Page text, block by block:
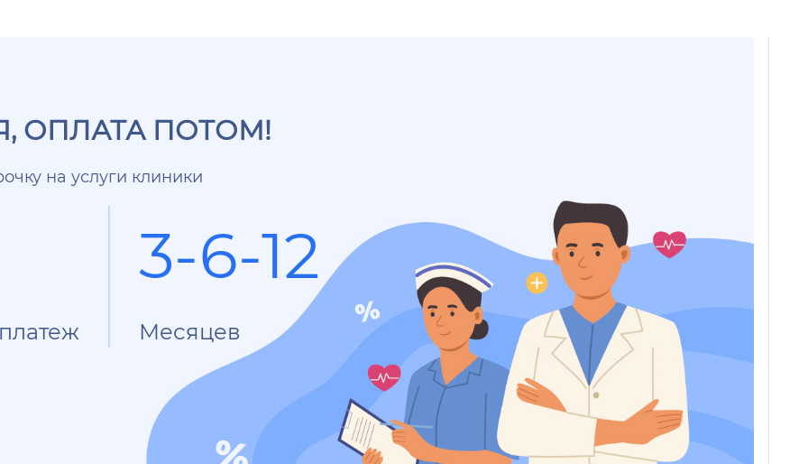
ОПЛАТА ПОТОМ!
на услуги клиники
3-6-12
Месяцев